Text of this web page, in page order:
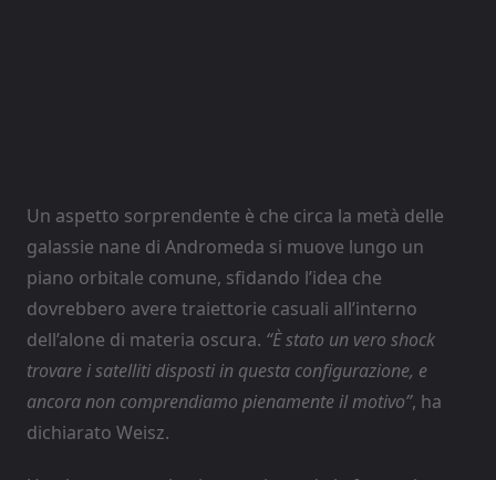
Un aspetto sorprendente è che circa la metà delle
galassie nane di Andromeda si muove lungo un
piano orbitale comune, sfidando l’idea che
dovrebbero avere traiettorie casuali all’interno
dell’alone di materia oscura. “È stato un vero shock
trovare i satelliti disposti in questa configurazione, e
ancora non comprendiamo pienamente il motivo”, ha
dichiarato Weisz.